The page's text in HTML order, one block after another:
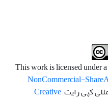
NonCommercial-
کپی رایتCreative